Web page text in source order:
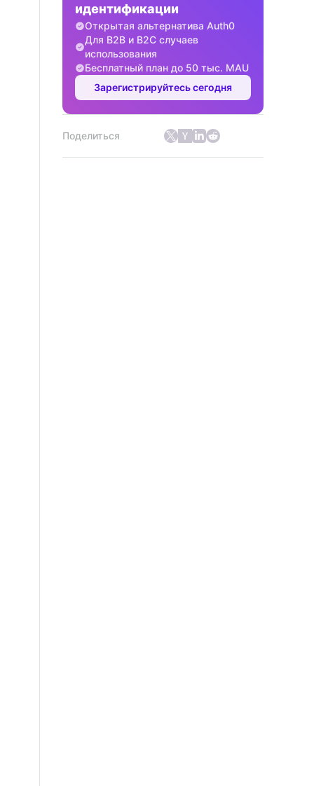
идентификации
Открытая альтернатива Auth0
Для B2B и B2C случаев
использования
Бесплатный план до 50 тыс. MAU
Зарегистрируйтесь сегодня
Поделиться